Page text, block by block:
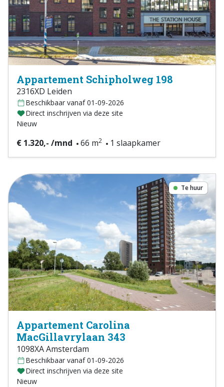
Appartement Schipholweg 198
2316XD Leiden
Beschikbaar vanaf 01-09-2026
Direct inschrijven via deze site
Nieuw
€ 1.320,- /mnd 66 m2 1 slaapkamer
Te huur
Appartement Carolina
MacGillavrylaan 343
1098XA Amsterdam
Beschikbaar vanaf 01-09-2026
Direct inschrijven via deze site
Nieuw